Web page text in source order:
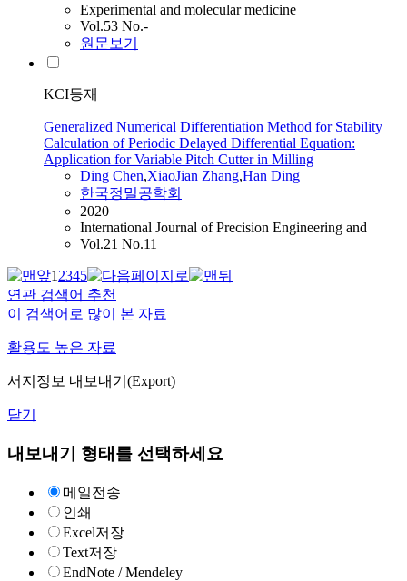
Experimental and molecular medicine
Vol.53 No.-
원문보기
KCI등재
Generalized Numerical Differentiation Method for Stability
Calculation of Periodic Delayed Differential Equation:
Application for Variable Pitch Cutter in Milling
Ding Chen,XiaoJian Zhang,Han Ding
한국정밀공학회
2020
International Journal of Precision Engineering and
Vol.21 No.11
12345
연관 검색어 추천
이 검색어로 많이 본 자료
활용도 높은 자료
서지정보 내보내기(Export)
닫기
내보내기 형태를 선택하세요
메일전송
인쇄
Excel저장
Text저장
EndNote / Mendeley